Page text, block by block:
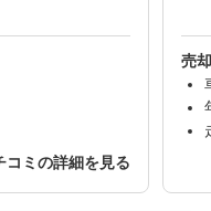
コミの詳細を見る
売